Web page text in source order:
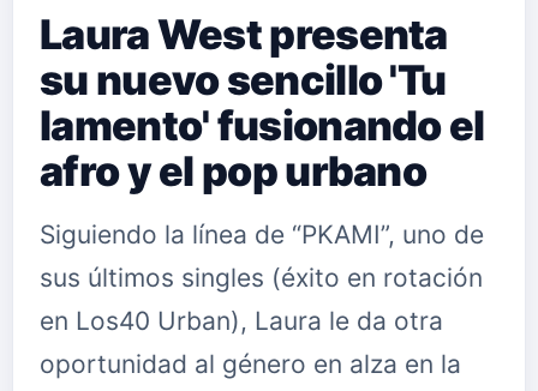
Laura West presenta
su nuevo sencillo 'Tu
lamento' fusionando el
afro y el pop urbano
Siguiendo la línea de “PKAMI”, uno de
sus últimos singles (éxito en rotación
en Los40 Urban), Laura le da otra
oportunidad al género en alza en la